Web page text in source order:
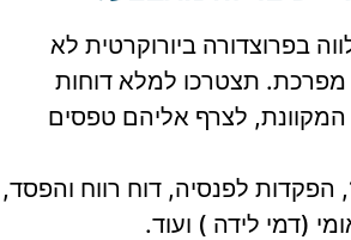
בפרוצדורה ביורוקרטית לא
תצטרכו למלא דוחות
לצרף אליהם טפסים
יש לצרף טפסי 106, הפקדות לפנסיה, דוח רווח והפסד,
(דמי לידה ) ועוד.